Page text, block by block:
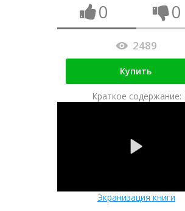
0 0
2489
Купить
Краткое содержание:
Экранизация книги